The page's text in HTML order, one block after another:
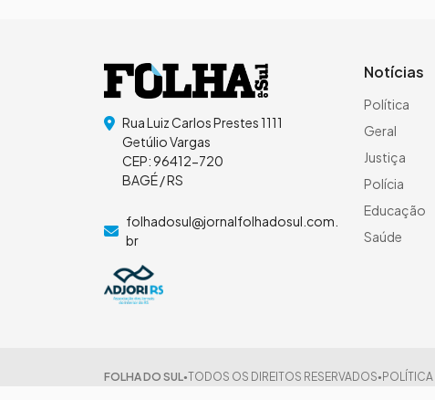
Rua Luiz Carlos Prestes 1111
Getúlio Vargas
CEP: 96412-720
BAGÉ / RS
folhadosul@jornalfolhadosul.com.
br
Notícias
Política
Geral
Justiça
Polícia
Educação
Saúde
FOLHA DO SUL●TODOS OS DIREITOS RESERVADOS●